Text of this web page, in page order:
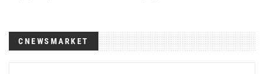
CNEWSMARKET